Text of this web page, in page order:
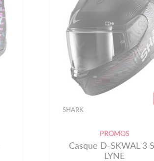
SHARK
Casque D-SKWAL 3
STREETRUSH